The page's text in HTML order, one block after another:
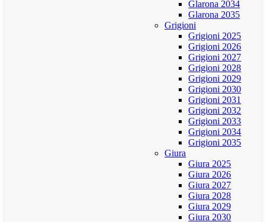
Glarona 2034
Glarona 2035
Grigioni
Grigioni 2025
Grigioni 2026
Grigioni 2027
Grigioni 2028
Grigioni 2029
Grigioni 2030
Grigioni 2031
Grigioni 2032
Grigioni 2033
Grigioni 2034
Grigioni 2035
Giura
Giura 2025
Giura 2026
Giura 2027
Giura 2028
Giura 2029
Giura 2030